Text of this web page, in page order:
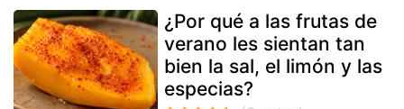
¿Por qué a las frutas de
verano les sientan tan
bien la sal, el limón y las
especias?